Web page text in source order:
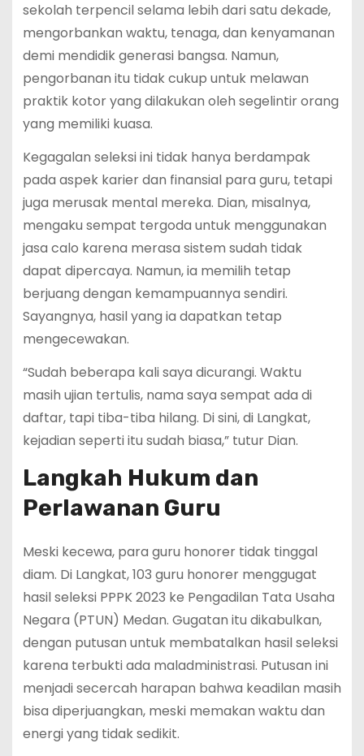
sekolah terpencil selama lebih dari satu dekade,
mengorbankan waktu, tenaga, dan kenyamanan
demi mendidik generasi bangsa. Namun,
pengorbanan itu tidak cukup untuk melawan
praktik kotor yang dilakukan oleh segelintir orang
yang memiliki kuasa.
Kegagalan seleksi ini tidak hanya berdampak
pada aspek karier dan finansial para guru, tetapi
juga merusak mental mereka. Dian, misalnya,
mengaku sempat tergoda untuk menggunakan
jasa calo karena merasa sistem sudah tidak
dapat dipercaya. Namun, ia memilih tetap
berjuang dengan kemampuannya sendiri.
Sayangnya, hasil yang ia dapatkan tetap
mengecewakan.
“Sudah beberapa kali saya dicurangi. Waktu
masih ujian tertulis, nama saya sempat ada di
daftar, tapi tiba-tiba hilang. Di sini, di Langkat,
kejadian seperti itu sudah biasa,” tutur Dian.
Langkah Hukum dan
Perlawanan Guru
Meski kecewa, para guru honorer tidak tinggal
diam. Di Langkat, 103 guru honorer menggugat
hasil seleksi PPPK 2023 ke Pengadilan Tata Usaha
Negara (PTUN) Medan. Gugatan itu dikabulkan,
dengan putusan untuk membatalkan hasil seleksi
karena terbukti ada maladministrasi. Putusan ini
menjadi secercah harapan bahwa keadilan masih
bisa diperjuangkan, meski memakan waktu dan
energi yang tidak sedikit.